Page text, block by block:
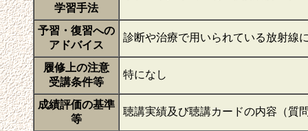
学習手法
予習・復習への
アドバイス
診断や治療で用いられている放射線
履修上の注意
受講条件等
特になし
成績評価の基準
等
聴講実績及び聴講カードの内容（質